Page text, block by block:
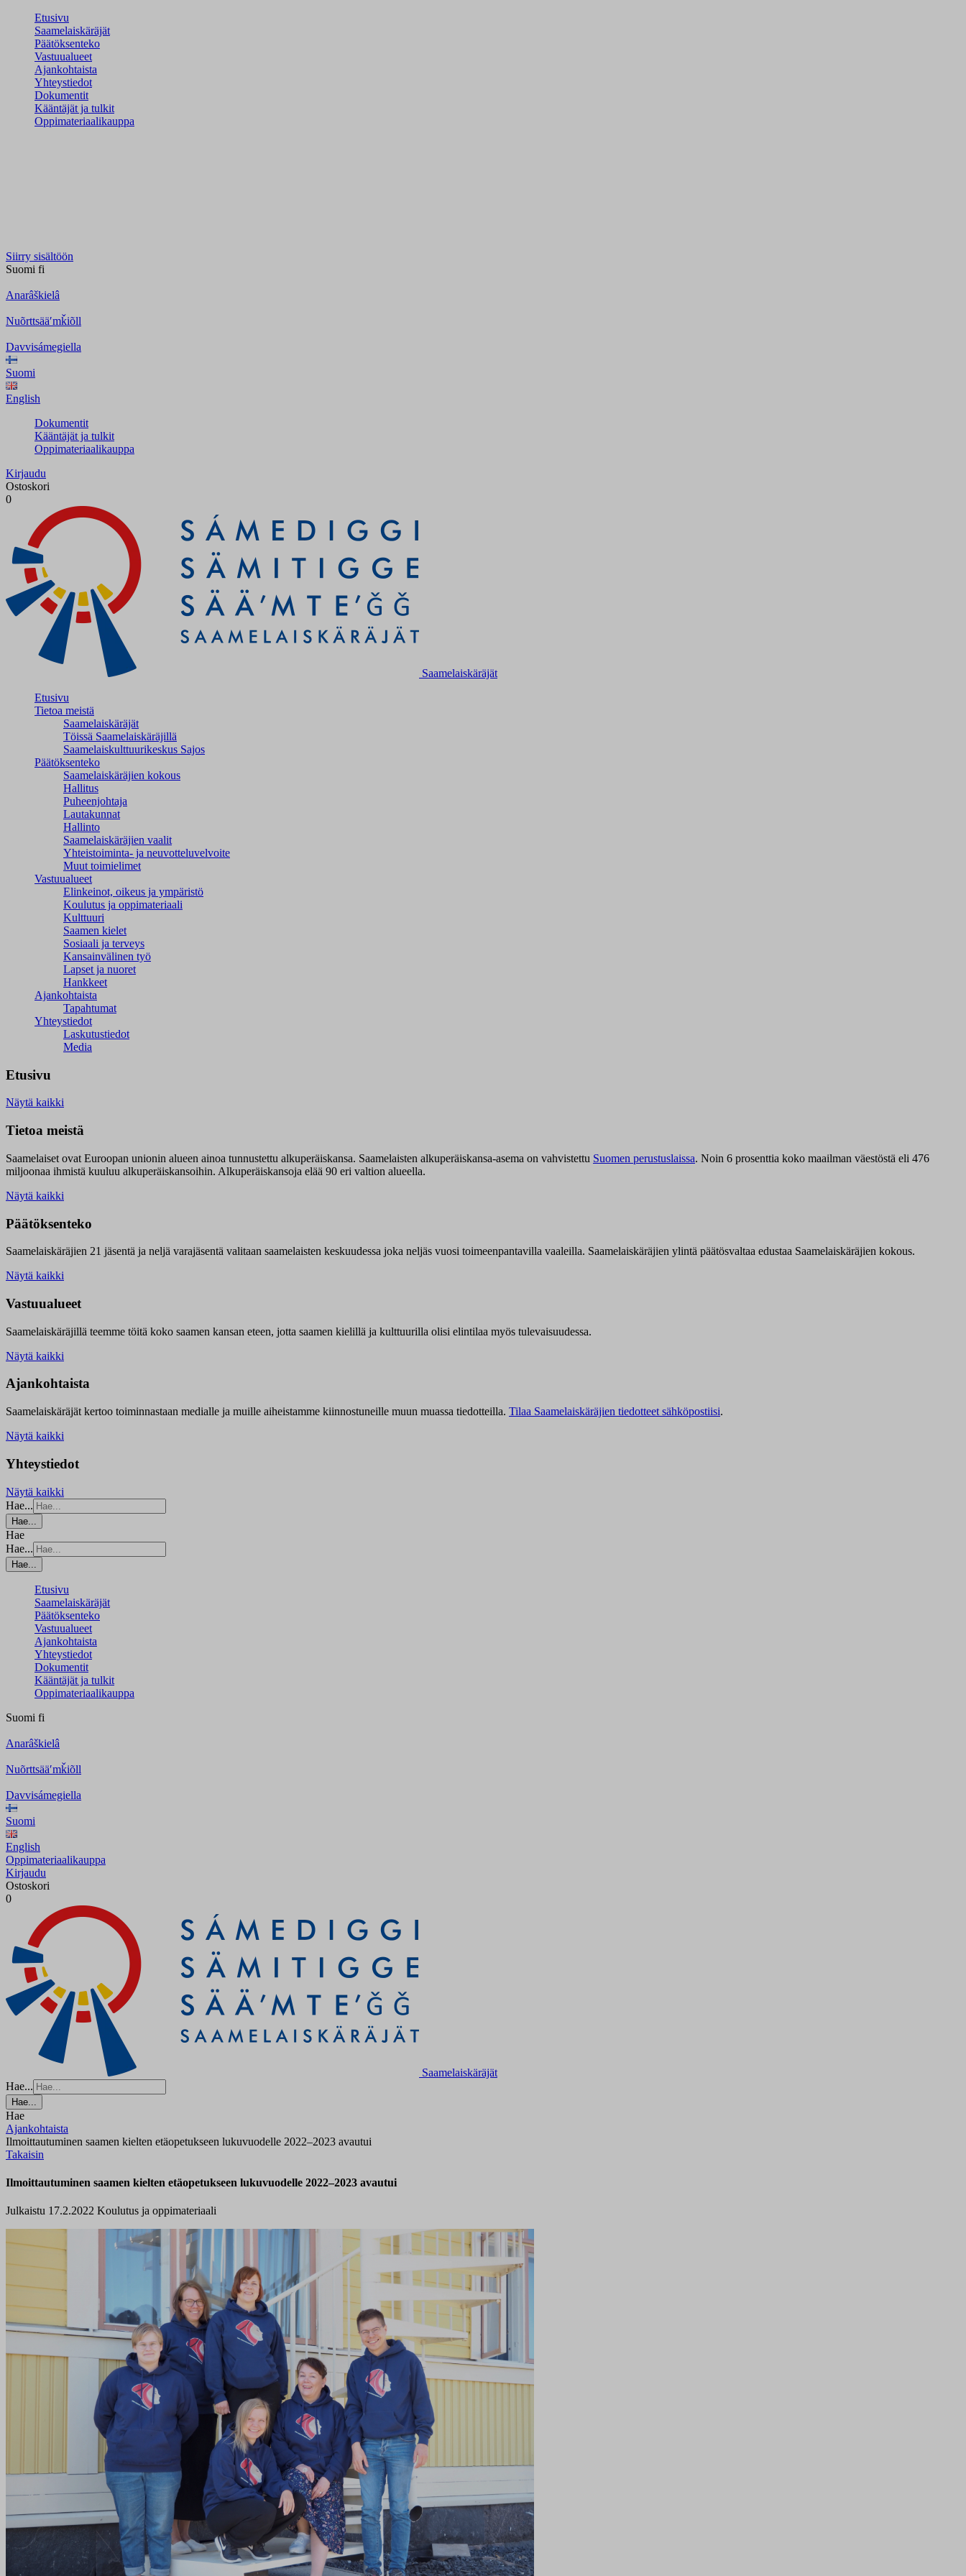
Etusivu
Saamelaiskäräjät
Päätöksenteko
Vastuualueet
Ajankohtaista
Yhteystiedot
Dokumentit
Kääntäjät ja tulkit
Oppimateriaalikauppa
Siirry sisältöön
Suomi fi
Anarâškielâ
Nuõrttsääʹmǩiõll
Davvisámegiella
Suomi
English
Dokumentit
Kääntäjät ja tulkit
Oppimateriaalikauppa
Kirjaudu
Ostoskori
0
Saamelaiskäräjät
Etusivu
Tietoa meistä
Saamelaiskäräjät
Töissä Saamelaiskäräjillä
Saamelaiskulttuuri­keskus Sajos
Päätöksenteko
Saamelaiskäräjien kokous
Hallitus
Puheenjohtaja
Lautakunnat
Hallinto
Saamelaiskäräjien vaalit
Yhteistoiminta- ja neuvotteluvelvoite
Muut toimielimet
Vastuualueet
Elinkeinot, oikeus ja ympäristö
Koulutus ja oppimateriaali
Kulttuuri
Saamen kielet
Sosiaali ja terveys
Kansainvälinen työ
Lapset ja nuoret
Hankkeet
Ajankohtaista
Tapahtumat
Yhteystiedot
Laskutustiedot
Media
Etusivu
Näytä kaikki
Tietoa meistä
Saamelaiset ovat Euroopan unionin alueen ainoa tunnustettu alkuperäiskansa. Saamelaisten alkuperäiskansa-asema on vahvistettu Suomen perustuslaissa. Noin 6 prosenttia koko maailman väestöstä eli 476
miljoonaa ihmistä kuuluu alkuperäiskansoihin. Alkuperäiskansoja elää 90 eri valtion alueella.
Näytä kaikki
Päätöksenteko
Saamelaiskäräjien 21 jäsentä ja neljä varajäsentä valitaan saamelaisten keskuudessa joka neljäs vuosi toimeenpantavilla vaaleilla. Saamelaiskäräjien ylintä päätösvaltaa edustaa Saamelaiskäräjien kokous.
Näytä kaikki
Vastuualueet
Saamelaiskäräjillä teemme töitä koko saamen kansan eteen, jotta saamen kielillä ja kulttuurilla olisi elintilaa myös tulevaisuudessa.
Näytä kaikki
Ajankohtaista
Saamelaiskäräjät kertoo toiminnastaan medialle ja muille aiheistamme kiinnostuneille muun muassa tiedotteilla. Tilaa Saamelaiskäräjien tiedotteet sähköpostiisi.
Näytä kaikki
Yhteystiedot
Näytä kaikki
Hae...
Hae...
Hae
Hae...
Hae...
Etusivu
Saamelaiskäräjät
Päätöksenteko
Vastuualueet
Ajankohtaista
Yhteystiedot
Dokumentit
Kääntäjät ja tulkit
Oppimateriaalikauppa
Suomi fi
Anarâškielâ
Nuõrttsääʹmǩiõll
Davvisámegiella
Suomi
English
Oppimateriaalikauppa
Kirjaudu
Ostoskori
0
Saamelaiskäräjät
Hae...
Hae...
Hae
Ajankohtaista
Ilmoittautuminen saamen kielten etäopetukseen lukuvuodelle 2022–2023 avautui
Takaisin
Ilmoittautuminen saamen kielten etäopetukseen lukuvuodelle 2022–2023 avautui
Julkaistu 17.2.2022 Koulutus ja oppimateriaali